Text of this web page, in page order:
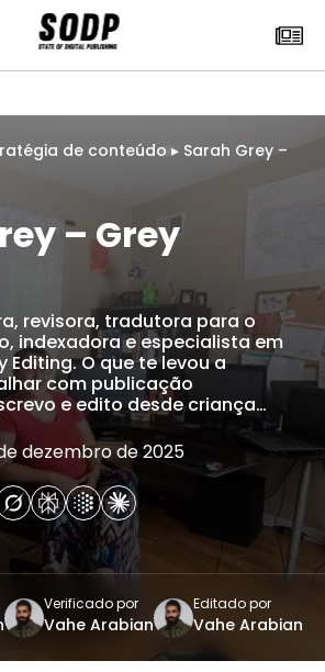
de conteúdo ▸ Sarah Grey –
– Grey
revisora, tradutora para o
indexadora e especialista em
Editing. O que te levou a
com publicação
e edito desde criança…
dezembro de 2025
Verificado por
Vahe Arabian
Editado por
Vahe Arabian